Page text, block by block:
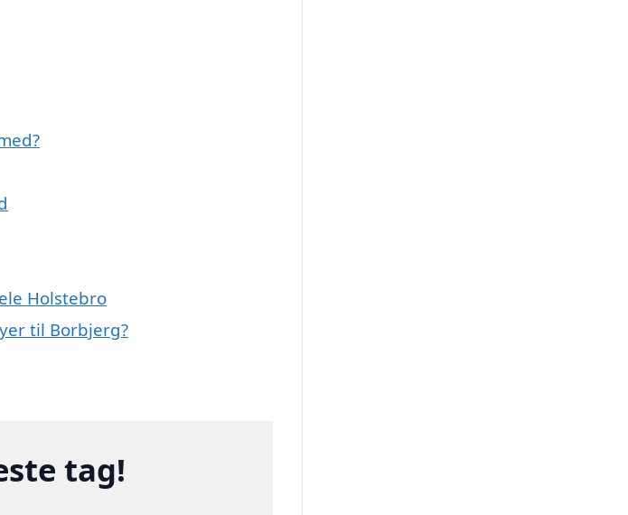
Holstebro
til Borbjerg?
tag!